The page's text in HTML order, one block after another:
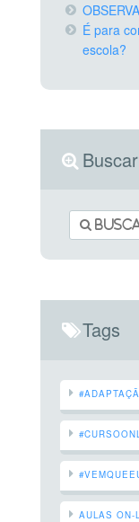
É para
escola?
Tags
AULAS ON-